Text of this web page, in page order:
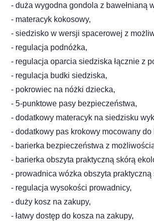
- duża wygodna gondola z bawełnianą
- materacyk kokosowy,
- siedzisko w wersji spacerowej z
- regulacja podnóżka,
- regulacja oparcia siedziska łącznie z
- regulacja budki siedziska,
- pokrowiec na nóżki dziecka,
- 5-punktowe pasy bezpieczeństwa,
- dodatkowy materacyk na siedzisku
- dodatkowy pas krokowy mocowany
- barierka bezpieczeństwa z
- barierka obszyta praktyczną skórą
- prowadnica wózka obszyta
- regulacja wysokości prowadnicy,
- duży kosz na zakupy,
- łatwy dostęp do kosza na zakupy,